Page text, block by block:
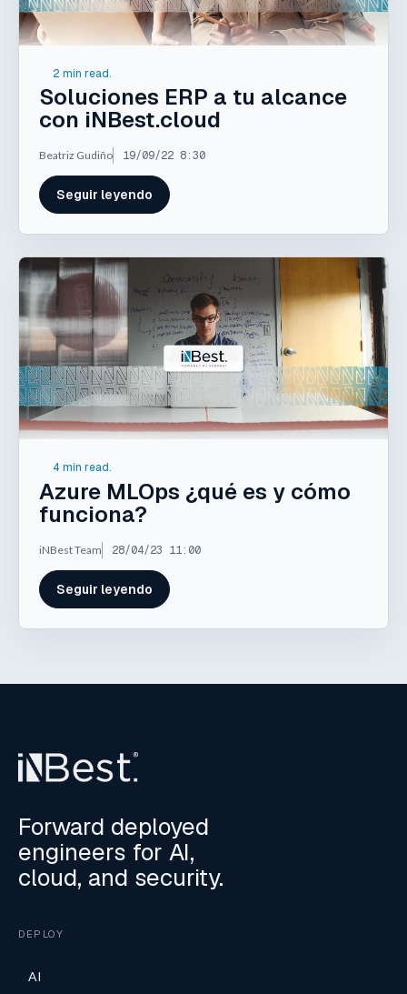
2 min read.
Soluciones ERP a tu alcance
con iNBest.cloud
Beatriz Gudiño 19/09/22 8:30
Seguir leyendo
4 min read.
Azure MLOps ¿qué es y cómo
funciona?
iNBest Team 28/04/23 11:00
Seguir leyendo
Forward deployed
engineers for AI,
cloud, and security.
DEPLOY
AI